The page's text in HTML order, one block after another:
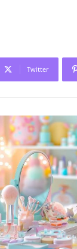
Twitter